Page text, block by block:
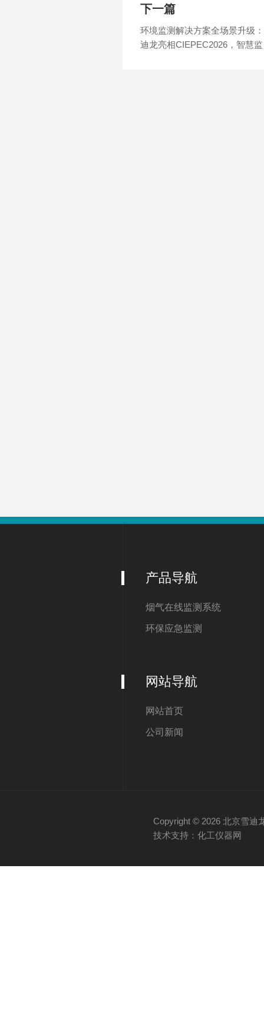
下一篇
环境监测解决方案全场景升级
迪龙亮相CIEPEC2026，智慧
产品导航
烟气在线监测系统
环保应急监测
网站导航
网站首页
公司新闻
Copyright © 2026 北京雪迪
技术支持：化工仪器网